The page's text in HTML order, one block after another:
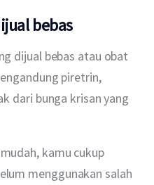
bebas
dijual bebas atau obat
piretrin,
dari bunga krisan yang
kamu cukup
menggunakan salah